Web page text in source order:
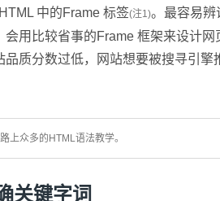
中的Frame 标签(注1)。最容易辨
用比较省事的Frame 框架来设计
质分数过低，网站想要被搜寻引
上众多的HTML语法教学。
关键字词